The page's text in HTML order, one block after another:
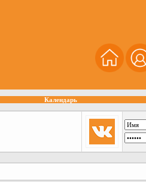
Календарь